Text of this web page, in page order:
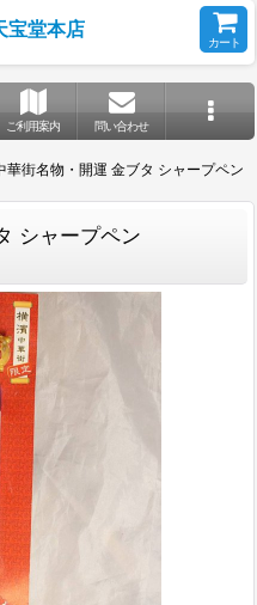
宝堂本店
カート
ご利用案内 問い合わせ
華街名物・開運 金ブタ シャープペン
シャープペン